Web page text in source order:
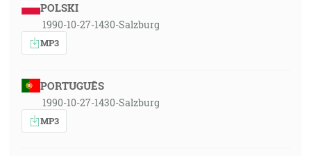
POLSKI
1990-10-27-1430-Salzburg
MP3
PORTUGUÊS
1990-10-27-1430-Salzburg
MP3